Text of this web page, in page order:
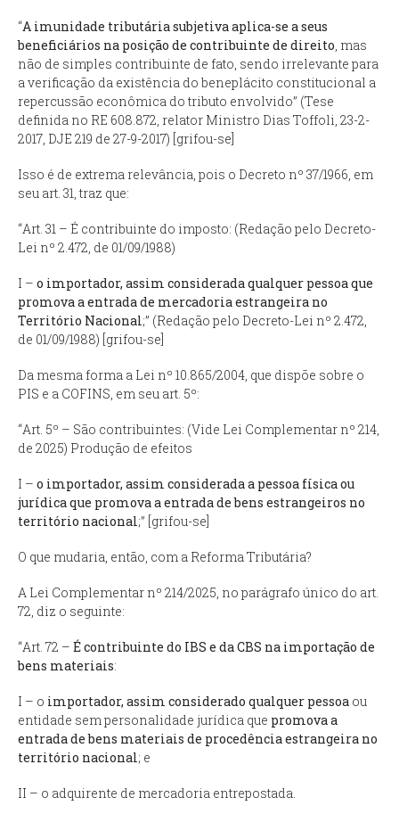
“A imunidade tributária subjetiva aplica-se a seus
beneficiários na posição de contribuinte de direito , mas
não de simples contribuinte de fato, sendo irrelevante para
a verificação da existência do beneplácito constitucional a
repercussão econômica do tributo envolvido” (Tese
definida no RE 608.872, relator Ministro Dias Toffoli, 23-2-
2017, DJE 219 de 27-9-2017) [grifou-se]
Isso é de extrema relevância, pois o Decreto nº 37/1966, em
seu art. 31, traz que:
“Art. 31 – É contribuinte do imposto: (Redação pelo Decreto-
Lei nº 2.472, de 01/09/1988)
I – o importador, assim considerada qualquer pessoa que
promova a entrada de mercadoria estrangeira no
Território Nacional ;” (Redação pelo Decreto-Lei nº 2.472,
de 01/09/1988) [grifou-se]
Da mesma forma a Lei nº 10.865/2004, que dispõe sobre o
PIS e a COFINS, em seu art. 5º:
“Art. 5º – São contribuintes: (Vide Lei Complementar nº 214,
de 2025) Produção de efeitos
I – o importador, assim considerada a pessoa física ou
jurídica que promova a entrada de bens estrangeiros no
território nacional ;” [grifou-se]
O que mudaria, então, com a Reforma Tributária?
A Lei Complementar nº 214/2025, no parágrafo único do art.
72, diz o seguinte:
“Art. 72 – É contribuinte do IBS e da CBS na importação de
bens materiais:
I – o importador, assim considerado qualquer pessoa ou
entidade sem personalidade jurídica que promova a
entrada de bens materiais de procedência estrangeira no
território nacional ; e
II – o adquirente de mercadoria entrepostada.